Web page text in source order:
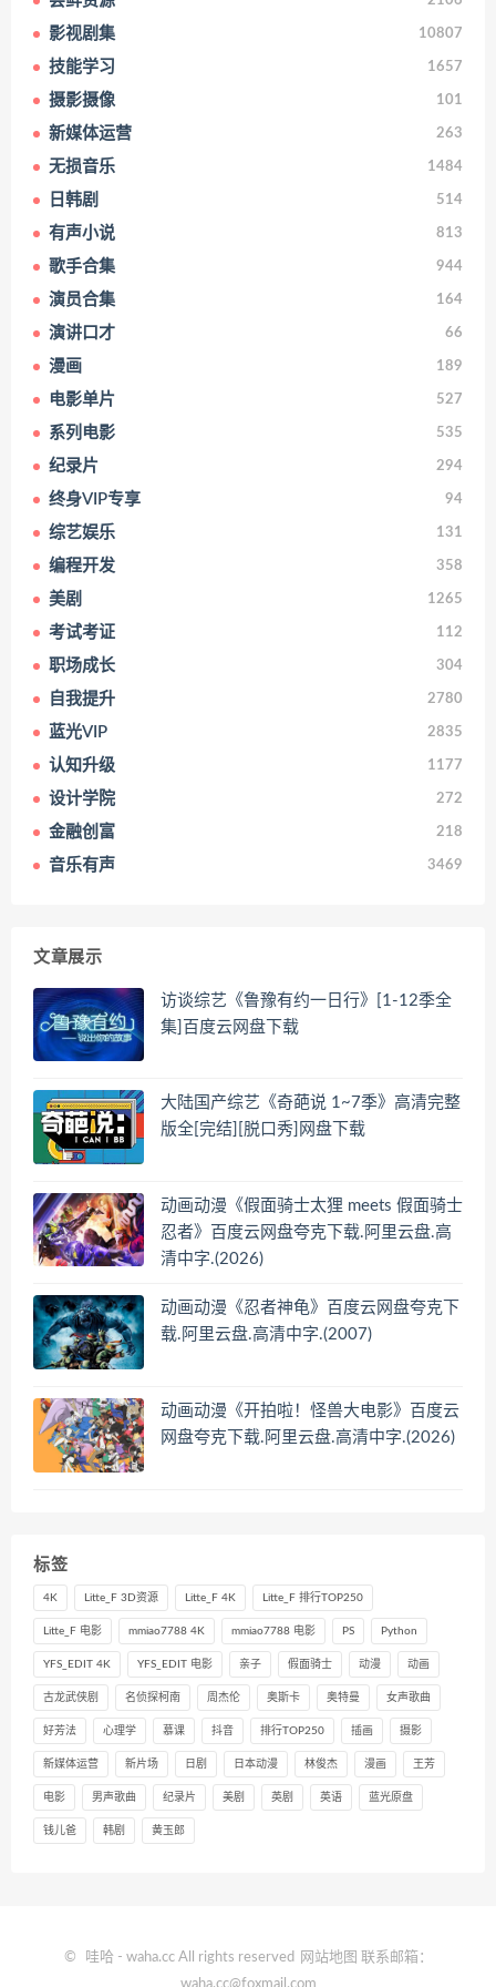
影视剧集 10807
技能学习 1657
摄影摄像 101
新媒体运营 263
无损音乐 1484
日韩剧 514
有声小说 813
歌手合集 944
演员合集 164
演讲口才 66
漫画 189
电影单片 527
系列电影 535
纪录片 294
终身VIP专享 94
综艺娱乐 131
编程开发 358
美剧 1265
考试考证 112
职场成长 304
自我提升 2780
蓝光VIP 2835
认知升级 1177
设计学院 272
金融创富 218
音乐有声 3469
文章展示
访谈综艺《鲁豫有约一日行》[1-12季全
集]百度云网盘下载
大陆国产综艺《奇葩说 1~7季》高清完整
版全[完结][脱口秀]网盘下载
动画动漫《假面骑士太狸 meets 假面骑士
忍者》百度云网盘夸克下载.阿里云盘.高
清中字.(2026)
动画动漫《忍者神龟》百度云网盘夸克下
载.阿里云盘.高清中字.(2007)
动画动漫《开拍啦！怪兽大电影》百度云
网盘夸克下载.阿里云盘.高清中字.(2026)
标签
4K Litte_F 3D资源 Litte_F 4K Litte_F 排行TOP250
Litte_F 电影 mmiao7788 4K mmiao7788 电影 PS Python
YFS_EDIT 4K YFS_EDIT 电影 亲子 假面骑士 动漫 动画
古龙武侠剧 名侦探柯南 周杰伦 奥斯卡 奥特曼 女声歌曲
好芳法 心理学 慕课 抖音 排行TOP250 插画 摄影
新媒体运营 新片场 日剧 日本动漫 林俊杰 漫画 王芳
电影 男声歌曲 纪录片 美剧 英剧 英语 蓝光原盘
钱儿爸 韩剧 黄玉郎
© 哇哈 - waha.cc All rights reserved 网站地图 联系邮箱：
waha.cc@foxmail.com